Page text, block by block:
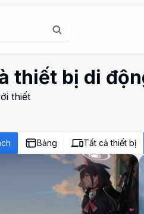
thiết bị di
thiết
Bảng Tất cả thiết bị